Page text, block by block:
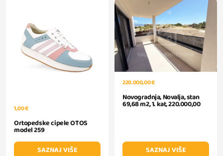
1,00 €
Ortopedske cipele OTOS
model 259
SAZNAJ VIŠE
220.000,00 €
Novogradnja, Novalja, stan
69,68 m2, 1. kat, 220.000,00
SAZNAJ VIŠE